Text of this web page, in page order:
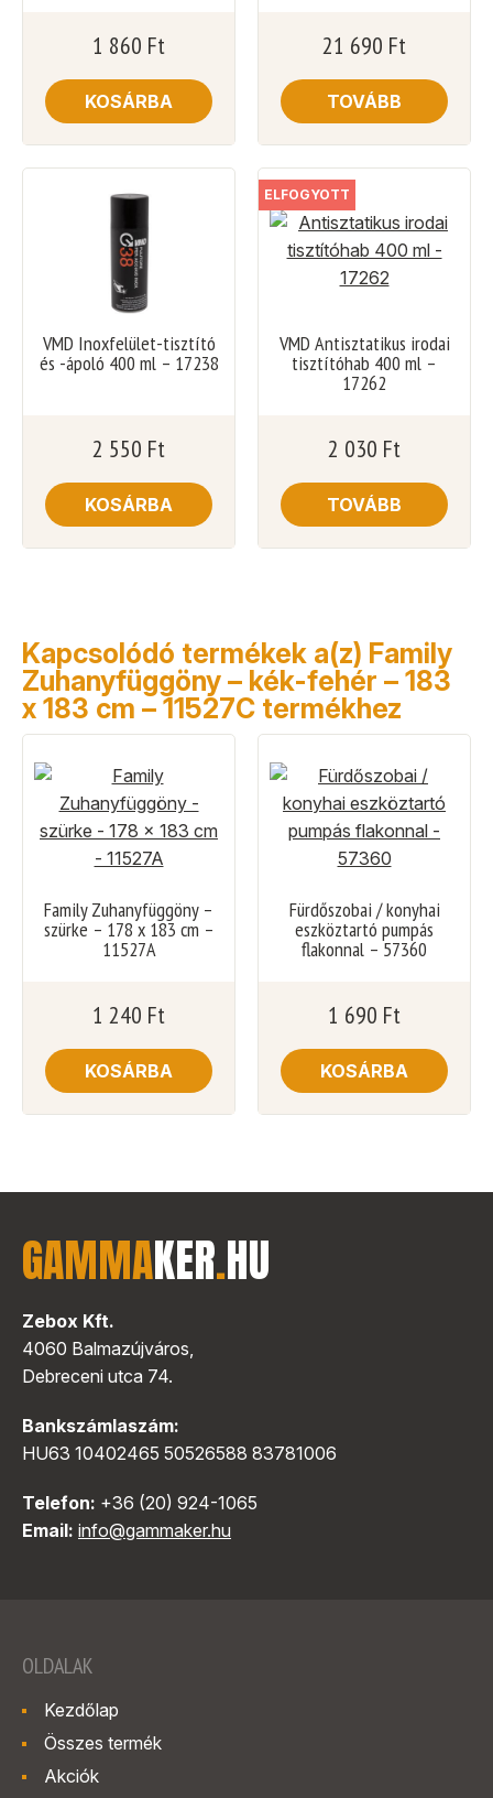
1 860 Ft
KOSÁRBA
21 690 Ft
TOVÁBB
VMD Inoxfelület-tisztító
és -ápoló 400 ml – 17238
2 550 Ft
KOSÁRBA
ELFOGYOTT
VMD Antisztatikus irodai
tisztítóhab 400 ml –
17262
2 030 Ft
TOVÁBB
Kapcsolódó termékek a(z) Family
Zuhanyfüggöny – kék-fehér – 183
x 183 cm – 11527C termékhez
Family Zuhanyfüggöny –
szürke – 178 x 183 cm –
11527A
1 240 Ft
KOSÁRBA
Fürdőszobai / konyhai
eszköztartó pumpás
flakonnal – 57360
1 690 Ft
KOSÁRBA
GAMMAKER.HU
Zebox Kft.
4060 Balmazújváros,
Debreceni utca 74.
Bankszámlaszám:
HU63 10402465 50526588 83781006
Telefon: +36 (20) 924-1065
Email: info@gammaker.hu
OLDALAK
Kezdőlap
Összes termék
Akciók